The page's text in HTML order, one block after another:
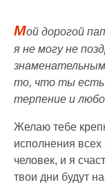
Мой дорогой
я не могу не
знаменательным
то, что ты есть
терпение и
Желаю тебе
исполнения
человек, и я
твои дни будут